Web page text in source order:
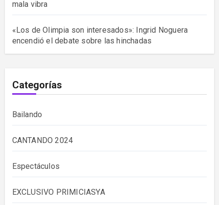
mala vibra
«Los de Olimpia son interesados»: Ingrid Noguera
encendió el debate sobre las hinchadas
Categorías
Bailando
CANTANDO 2024
Espectáculos
EXCLUSIVO PRIMICIASYA